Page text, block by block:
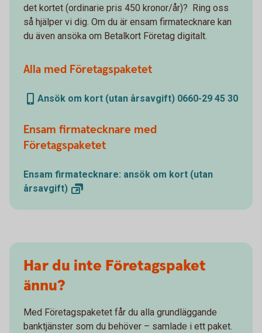
det kortet (ordinarie pris 450 kronor/år)? Ring oss
så hjälper vi dig. Om du är ensam firmatecknare kan
du även ansöka om Betalkort Företag digitalt.
Alla med Företagspaketet
Ansök om kort (utan årsavgift) 0660-29 45 30
Ensam firmatecknare med
Företagspaketet
Ensam firmatecknare: ansök om kort (utan
årsavgift)
Har du inte Företagspaket
ännu?
Med Företagspaketet får du alla grundläggande
banktjänster som du behöver – samlade i ett paket.